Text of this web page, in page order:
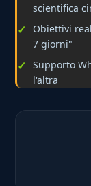
scientifica
Obiettivi
7 giorni"
Supporto
l'altra